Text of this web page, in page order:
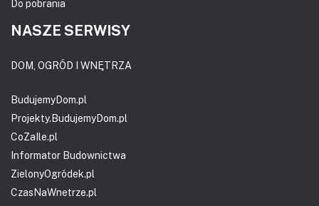
Do pobrania
NASZE SERWISY
DOM, OGRÓD I WNĘTRZA
BudujemyDom.pl
Projekty.BudujemyDom.pl
CoZaIle.pl
Informator Budownictwa
ZielonyOgródek.pl
CzasNaWnetrze.pl